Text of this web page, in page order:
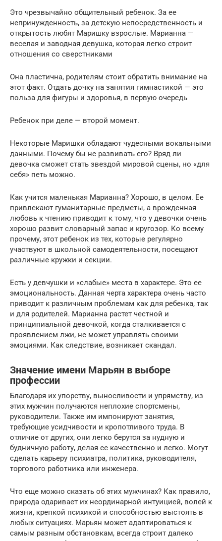
Это чрезвычайно общительный ребенок. За ее
непринужденность, за детскую непосредственность и
открытость любят Маришку взрослые. Марианна —
веселая и заводная девушка, которая легко строит
отношения со сверстниками
Она пластична, родителям стоит обратить внимание на
этот факт. Отдать дочку на занятия гимнастикой — это
польза для фигуры и здоровья, в первую очередь
Ребенок при деле — второй момент.
Некоторые Маришки обладают чудесными вокальными
данными. Почему бы не развивать его? Вряд ли
девочка сможет стать звездой мировой сцены, но «для
себя» петь можно.
Как учится маленькая Марианна? Хорошо, в целом. Ее
привлекают гуманитарные предметы, а врожденная
любовь к чтению приводит к тому, что у девочки очень
хорошо развит словарный запас и кругозор. Ко всему
прочему, этот ребенок из тех, которые регулярно
участвуют в школьной самодеятельности, посещают
различные кружки и секции.
Есть у девчушки и «слабые» места в характере. Это ее
эмоциональность. Данная черта характера очень часто
приводит к различным проблемам как для ребенка, так
и для родителей. Марианна растет честной и
принципиальной девочкой, когда сталкивается с
проявлением лжи, не может управлять своими
эмоциями. Как следствие, возникает скандал.
Значение имени Марьян в выборе
профессии
Благодаря их упорству, выносливости и упрямству, из
этих мужчин получаются неплохие спортсмены,
руководители. Также им импонируют занятия,
требующие усидчивости и кропотливого труда. В
отличие от других, они легко берутся за нудную и
будничную работу, делая ее качественно и легко. Могут
сделать карьеру психиатра, политика, руководителя,
торгового работника или инженера.
Что еще можно сказать об этих мужчинах? Как правило,
природа одаривает их неординарной интуицией, волей к
жизни, крепкой психикой и способностью выстоять в
любых ситуациях. Марьян может адаптироваться к
самым разным обстановкам, всегда строит далеко